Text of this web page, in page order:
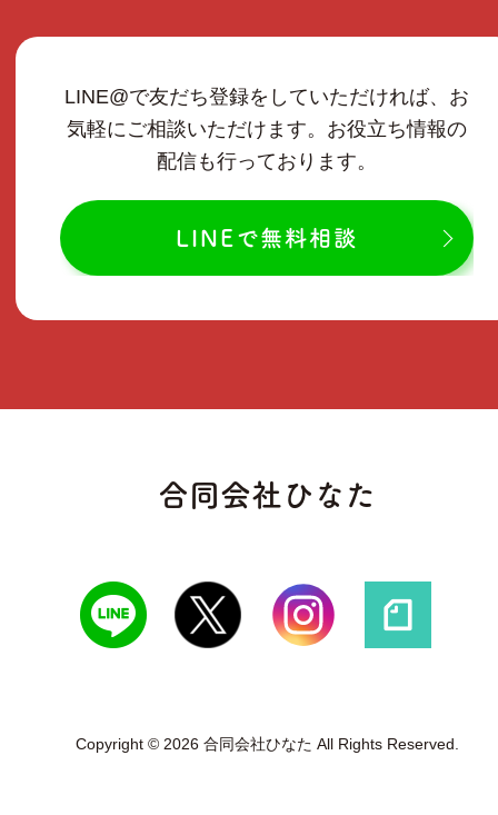
LINE@で友だち登録をしていただければ、お
気軽にご相談いただけます。お役立ち情報の
配信も行っております。
LINEで無料相談
合同会社ひなた
Copyright © 2026 合同会社ひなた All Rights Reserved.